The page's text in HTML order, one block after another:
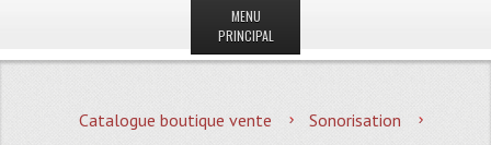
MENU
PRINCIPAL
MAGASIN
Catalogue boutique vente
Sonorisation